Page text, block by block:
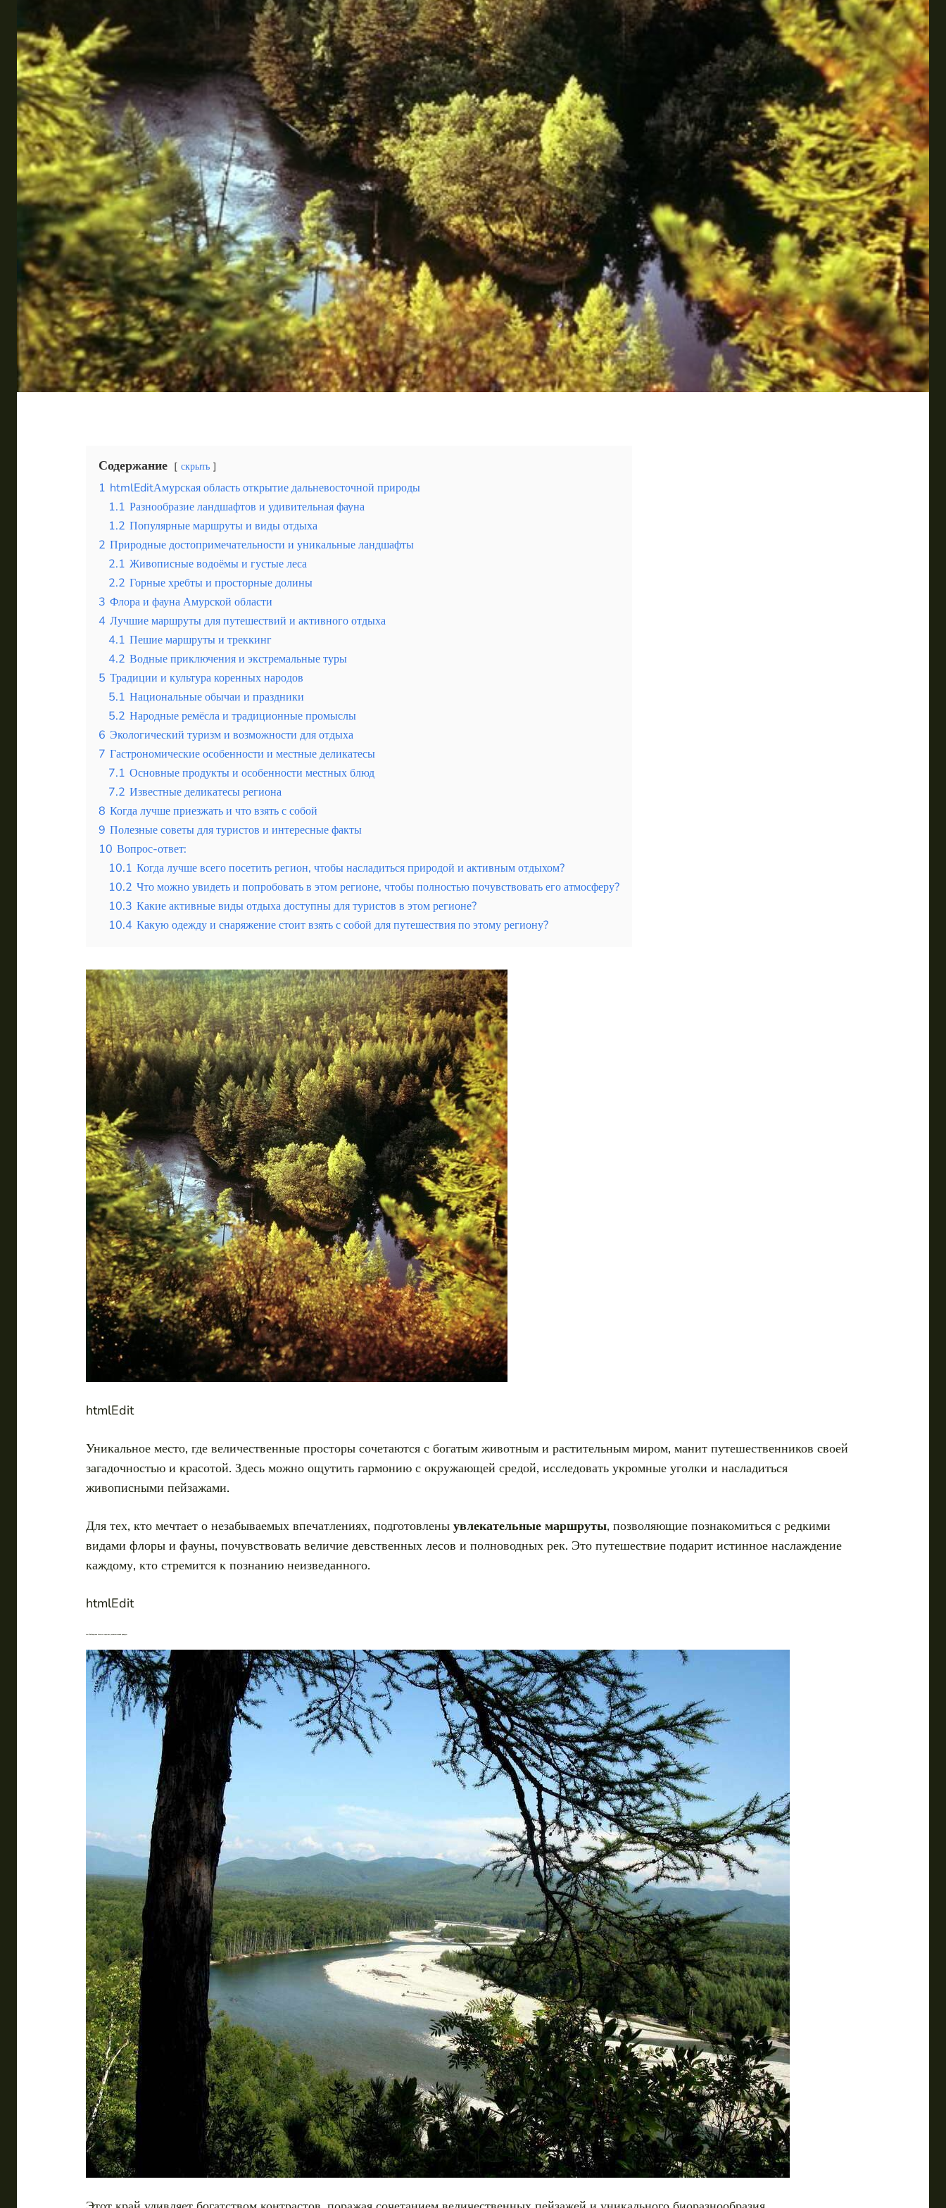
Эквадор
Топ мест отдыха
Анапа
Алтай
Кавказские Минеральные Воды
Калининград
Крым
Сочи
Египет
ОАЭ
Таиланд
Турция
Шри-Ланка
Море
Сибирский Баргузин как центр экотуризма в уникальной природной зоне с богатым биоразнообразием и живописными пейзажами
Содержание скрыть
1 htmlEditАмурская область открытие дальневосточной природы
1.1 Разнообразие ландшафтов и удивительная фауна
1.2 Популярные маршруты и виды отдыха
2 Природные достопримечательности и уникальные ландшафты
2.1 Живописные водоёмы и густые леса
2.2 Горные хребты и просторные долины
3 Флора и фауна Амурской области
4 Лучшие маршруты для путешествий и активного отдыха
4.1 Пешие маршруты и треккинг
4.2 Водные приключения и экстремальные туры
5 Традиции и культура коренных народов
5.1 Национальные обычаи и праздники
5.2 Народные ремёсла и традиционные промыслы
6 Экологический туризм и возможности для отдыха
7 Гастрономические особенности и местные деликатесы
7.1 Основные продукты и особенности местных блюд
7.2 Известные деликатесы региона
8 Когда лучше приезжать и что взять с собой
9 Полезные советы для туристов и интересные факты
10 Вопрос-ответ:
10.1 Когда лучше всего посетить регион, чтобы насладиться природой и активным отдыхом?
10.2 Что можно увидеть и попробовать в этом регионе, чтобы полностью почувствовать его атмосферу?
10.3 Какие активные виды отдыха доступны для туристов в этом регионе?
10.4 Какую одежду и снаряжение стоит взять с собой для путешествия по этому региону?
htmlEdit
Уникальное место, где величественные просторы сочетаются с богатым животным и растительным миром, манит путешественников своей
загадочностью и красотой. Здесь можно ощутить гармонию с окружающей средой, исследовать укромные уголки и насладиться
живописными пейзажами.
Для тех, кто мечтает о незабываемых впечатлениях, подготовлены увлекательные маршруты, позволяющие познакомиться с редкими
видами флоры и фауны, почувствовать величие девственных лесов и полноводных рек. Это путешествие подарит истинное наслаждение
каждому, кто стремится к познанию неизведанного.
htmlEdit
htmlEditАмурская область открытие дальневосточной природы